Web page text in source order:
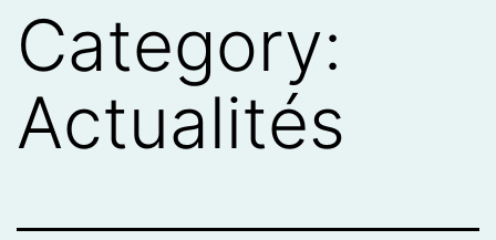
Category:
Actualités